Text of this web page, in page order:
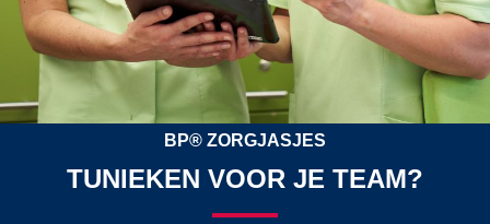
BP® ZORGJASJES
TUNIEKEN VOOR JE TEAM?